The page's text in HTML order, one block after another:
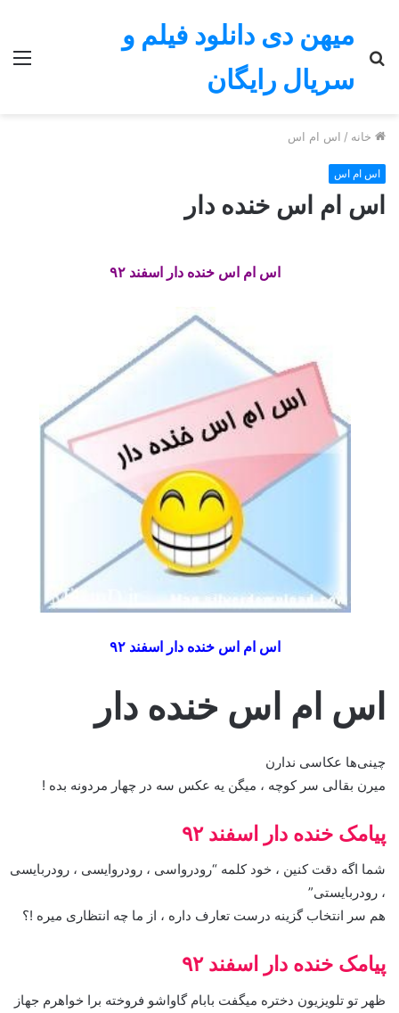
میهن دی دانلود فیلم و
سریال رایگان
جستجو
برای
خانه / اس ام اس
اس ام اس
اس ام اس خنده دار
اس ام اس خنده دار اسفند ۹۲
اس ام اس خنده دار اسفند ۹۲
اس ام اس خنده دار
چینی‌ها عکاسی ندارن
میرن بقالی سر کوچه ، میگن یه عکس سه در چهار مردونه بده !
پیامک خنده دار اسفند ۹۲
شما اگه دقت کنین ، خود کلمه “رودرواسی ، رودروایسی ، رودربایسی
، رودربایستی”
هم سر انتخاب گزینه درست تعارف داره ، از ما چه انتظاری میره !؟
پیامک خنده دار اسفند ۹۲
ظهر تو تلویزیون دختره میگفت بابام گاواشو فروخته برا خواهرم جهاز